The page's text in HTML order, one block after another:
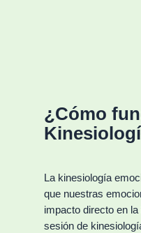
¿Cómo
La kinesiología
que nuestras
impacto directo en
sesión de